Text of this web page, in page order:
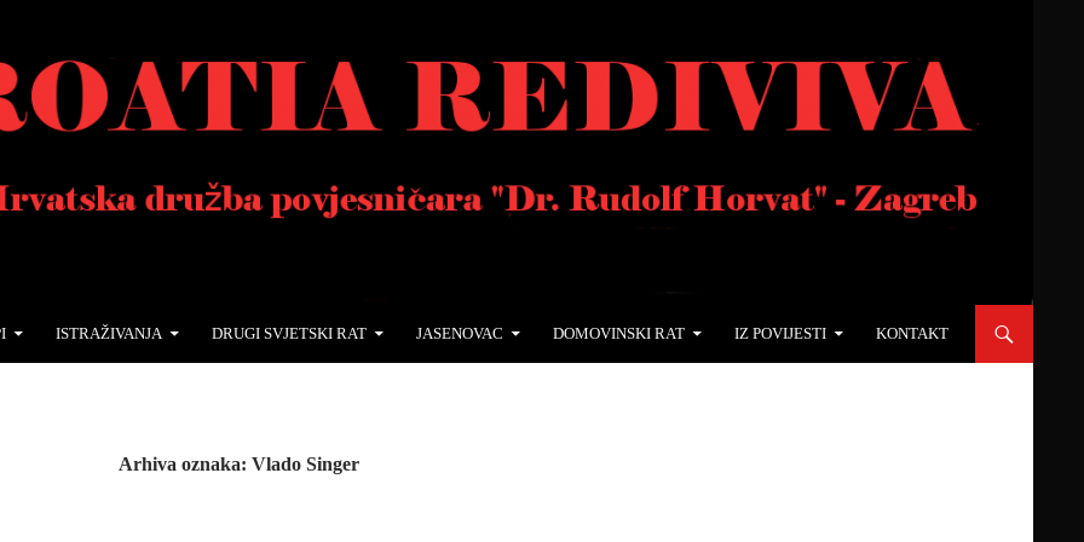
ISTRAŽIVANJA DRUGI SVJETSKI RAT JASENOVAC DOMOVINSKI RAT IZ POVIJESTI KONTAKT
Arhiva oznaka: Vlado Singer